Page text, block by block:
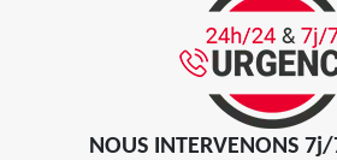
NOUS INTERVENONS